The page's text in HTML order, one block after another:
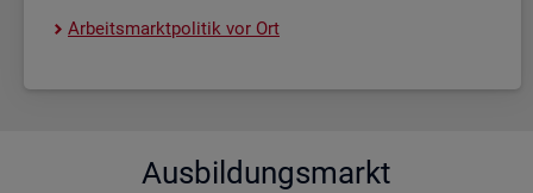
Ar­beits­markt­po­li­tik vor Ort
Aus­bil­dungs­markt